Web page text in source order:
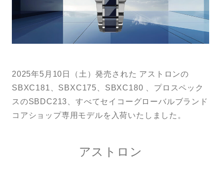
トンプキンス
LINEで問い合わせ
2025年5月10日（土）発売された アストロンの
SBXC181、SBXC175、SBXC180 、プロスペック
スのSBDC213、すべてセイコーグローバルブランド
コアショップ専用モデルを入荷いたしました。
アストロン